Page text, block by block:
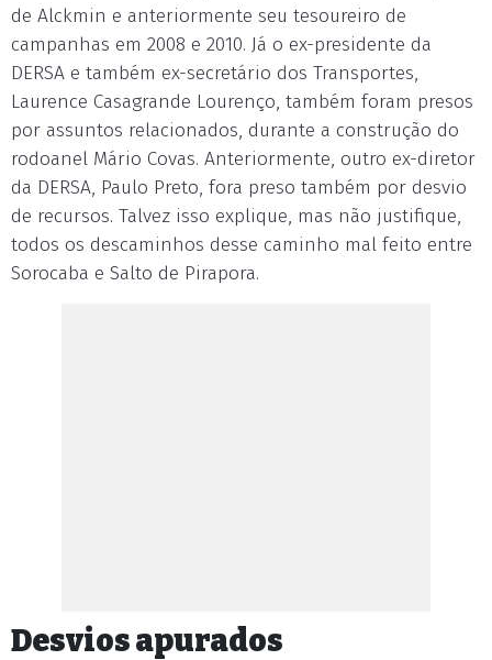
de Alckmin e anteriormente seu tesoureiro de
campanhas em 2008 e 2010. Já o ex-presidente da
DERSA e também ex-secretário dos Transportes,
Laurence Casagrande Lourenço, também foram presos
por assuntos relacionados, durante a construção do
rodoanel Mário Covas. Anteriormente, outro ex-diretor
da DERSA, Paulo Preto, fora preso também por desvio
de recursos. Talvez isso explique, mas não justifique,
todos os descaminhos desse caminho mal feito entre
Sorocaba e Salto de Pirapora.
Desvios apurados